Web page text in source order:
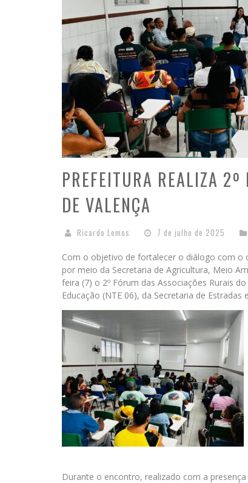
PREFEITURA REALIZA 2º
DE VALENÇA
Ricardo Lemos 7 de julho de 2025
Com o objetivo de fortalecer o diálogo com o
por meio da Secretaria de Agricultura, Meio
feira (7) o 2º Fórum das Associações Rurais
Educação (NTE 06), da Secretaria de
Durante o encontro, realizado com a